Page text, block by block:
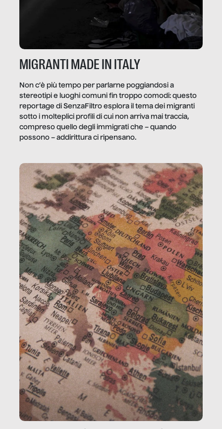
MIGRANTI MADE IN ITALY
Non c’è più tempo per parlarne poggiandosi a
stereotipi e luoghi comuni fin troppo comodi: questo
reportage di SenzaFiltro esplora il tema dei migranti
sotto i molteplici profili di cui non arriva mai traccia,
compreso quello degli immigrati che – quando
possono – addirittura ci ripensano.